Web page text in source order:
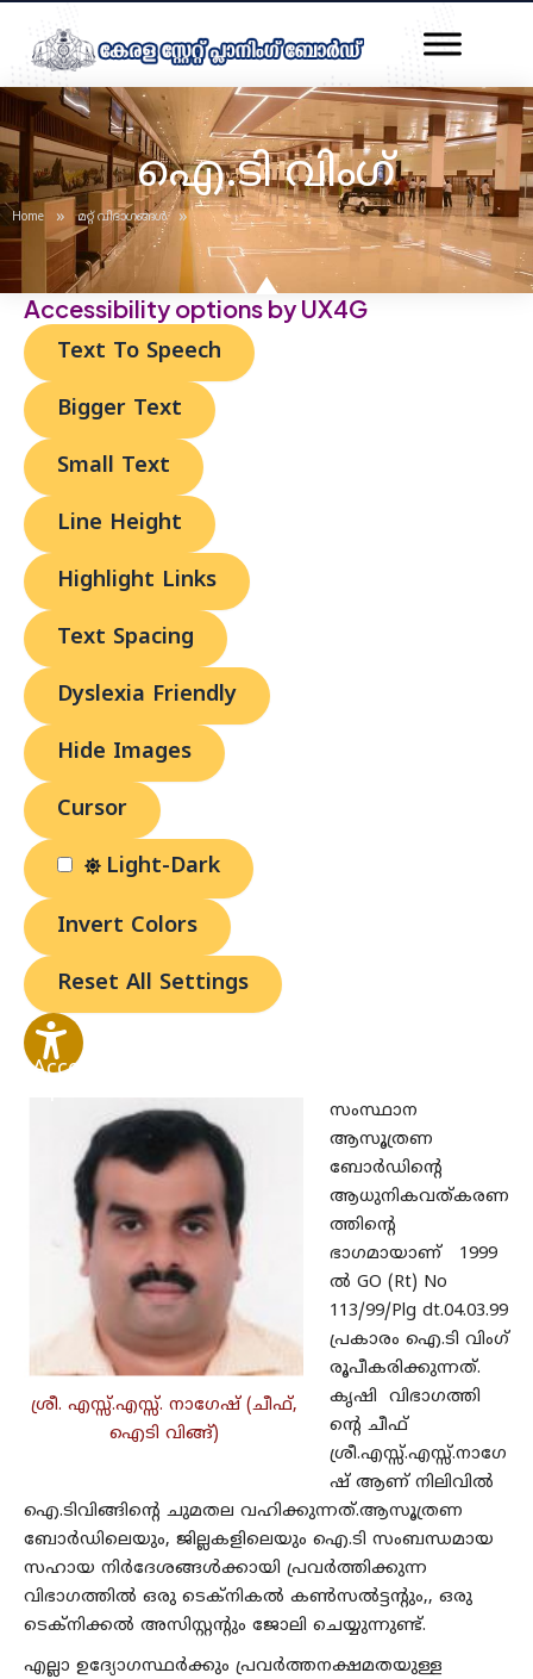
content
ഐ.ടി വിംഗ്
Home » മറ്റ് വിഭാഗങ്ങൾ »
Accessibility options by UX4G
Text To Speech
Bigger Text
Small Text
Line Height
Highlight Links
Text Spacing
Dyslexia Friendly
Hide Images
Cursor
Light-Dark
Invert Colors
Reset All Settings
Accessibility
ശ്രീ. എസ്സ്.എസ്സ്. നാഗേഷ് (ചീഫ്,
ഐടി വിങ്ങ്)
സംസ്ഥാന
ആസൂത്രണ
ബോര്‍ഡിന്റെ
ആധുനികവത്കരണ
ത്തിന്റെ
ഭാഗമായാണ് 1999
ല്‍ GO (Rt) No
113/99/Plg dt.04.03.99
പ്രകാരം ഐ.ടി വിംഗ്
രൂപീകരിക്കുന്നത്.
കൃഷി വിഭാഗത്തി
ന്‍റെ ചീഫ്
ശ്രീ.എസ്സ്.എസ്സ്.നാഗേ
ഷ് ആണ് നിലിവില്‍
ഐ.ടിവിങ്ങിന്‍റെ ചുമതല വഹിക്കുന്നത്.ആസൂത്രണ
ബോര്‍ഡിലെയും, ജില്ലകളിലെയും ഐ.ടി സംബന്ധമായ
സഹായ നിര്‍ദേശങ്ങള്‍ക്കായി പ്രവര്‍ത്തിക്കുന്ന
വിഭാഗത്തില്‍ ഒരു ടെക്നികല്‍ കൺസല്‍ട്ടന്‍റും,, ഒരു
ടെക്നിക്കല്‍ അസിസ്റ്റന്‍റും ജോലി ചെയ്യുന്നുണ്ട്.
എല്ലാ ഉദ്യോഗസ്ഥര്‍ക്കും പ്രവര്‍ത്തനക്ഷമതയുള്ള
navigation